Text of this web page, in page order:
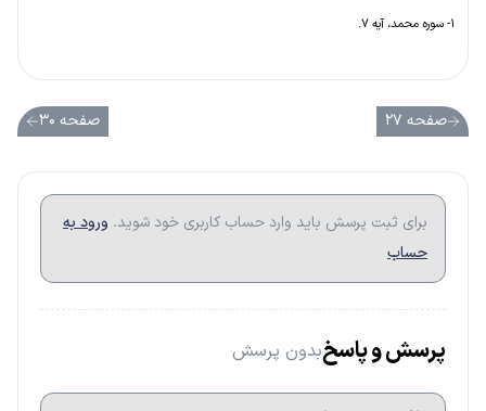
۱- سوره محمد، آیه ۷.
صفحه ۲۷ صفحه ۳۰
برای ثبت پرسش باید وارد حساب کاربری خود شوید. ورود به
حساب
پرسش و پاسخبدون پرسش